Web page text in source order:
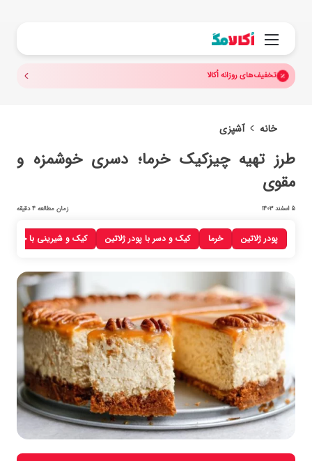
منو
تخفیف‌های روزانه اُکالا
خانه آشپزی
پودر ژلاتین خرما کیک و دسر با پودر ژلاتین کیک و شیرینی با خرما
طرز تهیه چیزکیک خرما؛ دسری خوشمزه و
مقوی
5 اسفند 1403 زمان مطالعه 4 دقیقه